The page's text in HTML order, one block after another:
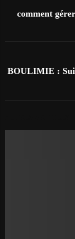
comment
BOULIMIE :